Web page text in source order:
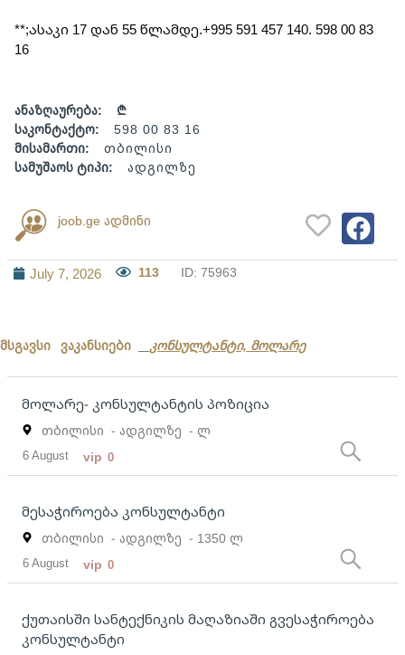
**;ასაკი 17 დან 55 წლამდე.+995 591 457 140. 598 00 83
16
ანაზღაურება:
₾
საკონტაქტო:
598 00 83 16
მისამართი:
თბილისი
სამუშაოს ტიპი:
ადგილზე
joob.ge ადმინი
July 7, 2026 113 ID: 75963
მსგავსი ვაკანსიები კონსულტანტი, მოლარე
მოლარე- კონსულტანტის პოზიცია
თბილისი - ადგილზე - ლ
6 August vip 0
მესაჭიროება კონსულტანტი
თბილისი - ადგილზე - 1350 ლ
6 August vip 0
ქუთაისში სანტექნიკის მაღაზიაში გვესაჭიროება
კონსულტანტი